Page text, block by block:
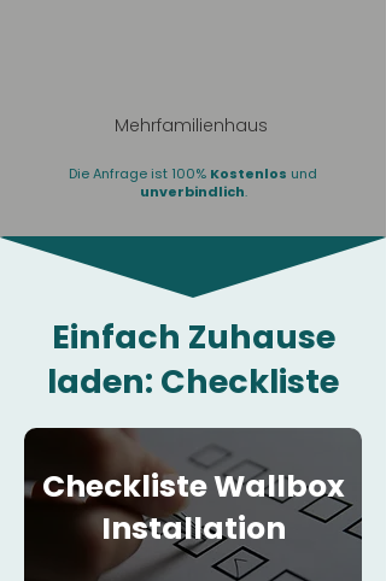
Mehrfamilienhaus
Die Anfrage ist 100% Kostenlos und
unverbindlich.
Einfach Zuhause
laden: Checkliste
Checkliste Wallbox
Installation